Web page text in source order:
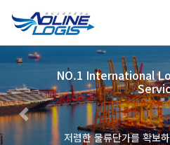
NO.1 International
해외특송 물류에 대한
통관걱정을 현저히 줄여드
공해 드립
Previous